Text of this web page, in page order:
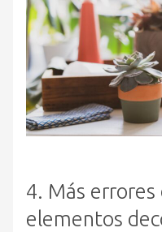
4. Más errores
elementos